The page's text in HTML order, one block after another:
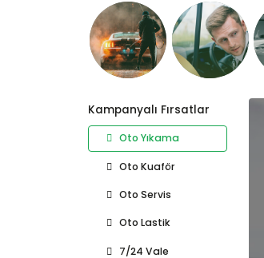
Kampanyalı Fırsatlar
Oto Yıkama
Oto Kuaför
Oto Servis
Oto Lastik
7/24 Vale